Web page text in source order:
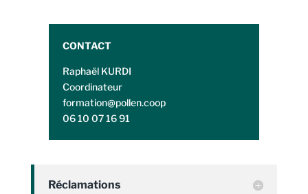
CONTACT
Raphaël KURDI
Coordinateur
formation@pollen.coop
06 10 07 16 91
Réclamations